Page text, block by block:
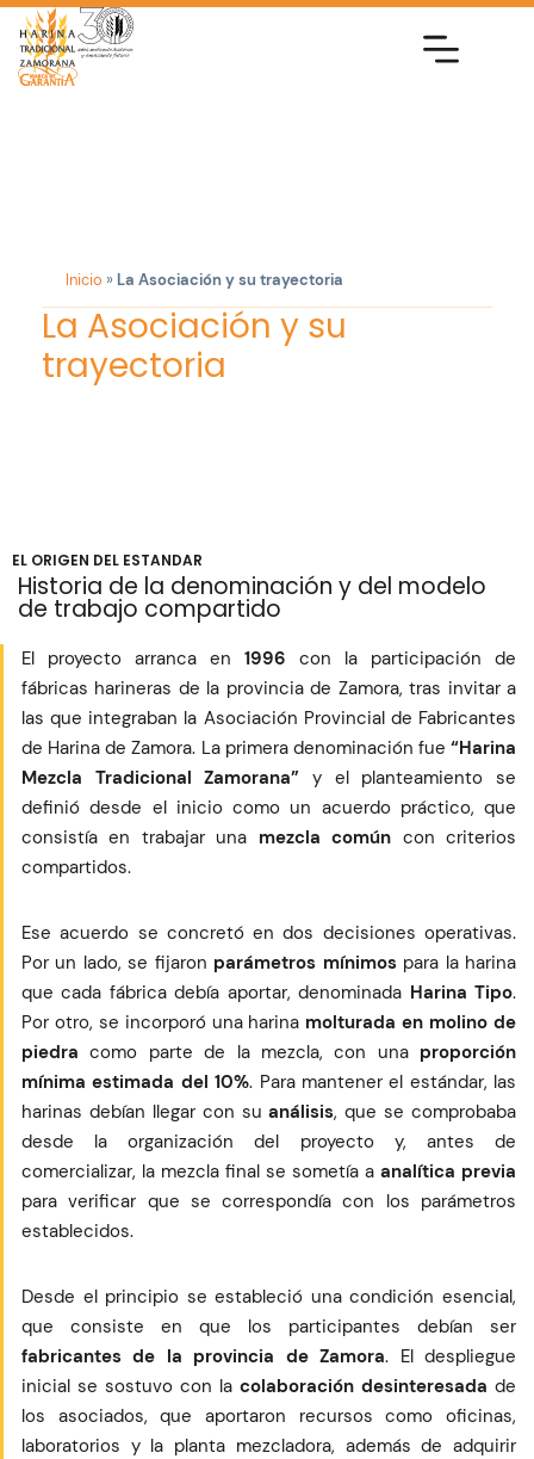
Inicio » La Asociación y su trayectoria
La Asociación y su
trayectoria
EL ORIGEN DEL ESTANDAR
Historia de la denominación y del modelo
de trabajo compartido
El proyecto arranca en 1996 con la participación de
fábricas harineras de la provincia de Zamora, tras invitar a
las que integraban la Asociación Provincial de Fabricantes
de Harina de Zamora. La primera denominación fue “Harina
Mezcla Tradicional Zamorana” y el planteamiento se
definió desde el inicio como un acuerdo práctico, que
consistía en trabajar una mezcla común con criterios
compartidos.
Ese acuerdo se concretó en dos decisiones operativas.
Por un lado, se fijaron parámetros mínimospara la harina
que cada fábrica debía aportar, denominada Harina Tipo.
Por otro, se incorporó una harina molturada en molino de
piedra como parte de la mezcla, con una proporción
mínima estimada del 10%. Para mantener el estándar, las
harinas debían llegar con suanálisis, que se comprobaba
desde la organización del proyecto y, antes de
comercializar, la mezcla final se sometía a analítica previa
para verificar que se correspondía con los parámetros
establecidos.
Desde el principio se estableció una condición esencial,
que consiste en que los participantes debían ser
fabricantes de la provincia de Zamora. El despliegue
inicial se sostuvo con la colaboración desinteresada de
los asociados, que aportaron recursos como oficinas,
laboratorios y la planta mezcladora, además de adquirir